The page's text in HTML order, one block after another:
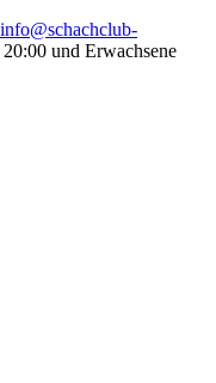
info@schachclub-
und Erwachsene